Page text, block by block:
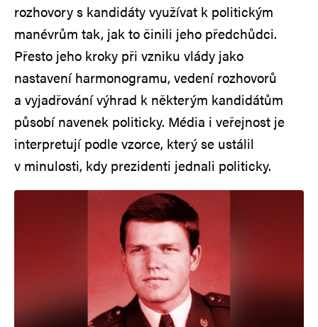
rozhovory s kandidáty využívat k politickým
manévrům tak, jak to činili jeho předchůdci.
Přesto jeho kroky při vzniku vlády jako
nastavení harmonogramu, vedení rozhovorů
a vyjadřování výhrad k některým kandidátům
působí navenek politicky. Média i veřejnost je
interpretují podle vzorce, který se ustálil
v minulosti, kdy prezidenti jednali politicky.